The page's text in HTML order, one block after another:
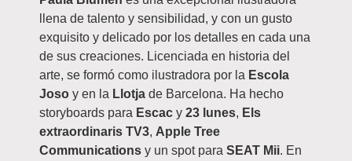
llena de talento y sensibilidad, y con un gusto
exquisito y delicado por los detalles en cada una
de sus creaciones. Licenciada en historia del
arte, se formó como ilustradora por la Escola
Joso y en la Llotja de Barcelona. Ha hecho
storyboards para Escac y 23 lunes, Els
extraordinaris TV3, Apple Tree
Communications y un spot para SEAT Mii. En